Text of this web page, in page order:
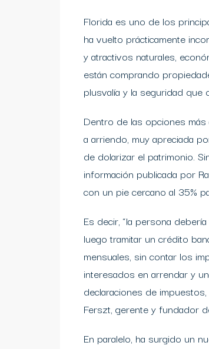
Florida es uno de los
ha vuelto prácticamente
y atractivos naturales,
están comprando
plusvalía y la seguridad que
Dentro de las opciones
a arriendo, muy apreciada
de dolarizar el patrimonio.
información publicada por
con un pie cercano al 35%
Es decir, “la persona
luego tramitar un crédito
mensuales, sin contar los
interesados en arrendar y
declaraciones de
Ferszt, gerente y fundador
En paralelo, ha surgido un